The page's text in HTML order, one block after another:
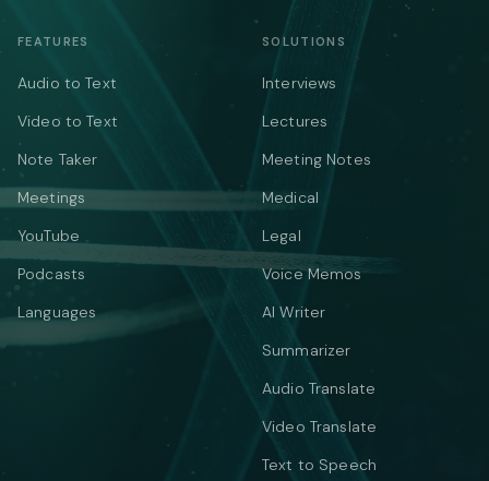
FEATURES
Audio to Text
Video to Text
Note Taker
Meetings
YouTube
Podcasts
Languages
SOLUTIONS
Interviews
Lectures
Meeting Notes
Medical
Legal
Voice Memos
AI Writer
Summarizer
Audio Translate
Video Translate
Text to Speech